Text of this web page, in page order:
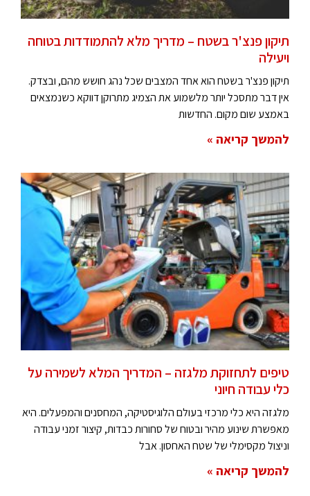
תיקון פנצ'ר בשטח – מדריך מלא להתמודדות בטוחה
ויעילה
תיקון פנצ'ר בשטח הוא אחד המצבים שכל נהג חושש מהם, ובצדק.
אין דבר מתסכל יותר מלשמוע את הצמיג מתרוקן דווקא כשנמצאים
באמצע שום מקום. החדשות
להמשך קריאה »
טיפים לתחזוקת מלגזה – המדריך המלא לשמירה על
כלי עבודה חיוני
מלגזה היא כלי מרכזי בעולם הלוגיסטיקה, המחסנים והמפעלים. היא
מאפשרת שינוע מהיר ובטוח של סחורות כבדות, קיצור זמני עבודה
וניצול מקסימלי של שטח האחסון. אבל
להמשך קריאה »